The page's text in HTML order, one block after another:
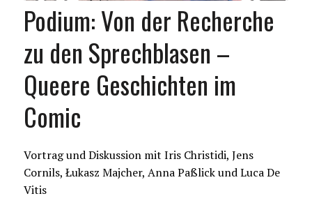
Podium: Von der Recherche
zu den Sprechblasen –
Queere Geschichten im
Comic
Vortrag und Diskussion mit Iris Christidi, Jens
Cornils, Łukasz Majcher, Anna Paßlick und Luca De
Vitis